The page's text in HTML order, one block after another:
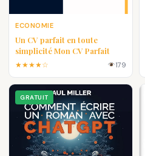
ECONOMIE
Un CV parfait en toute
simplicité Mon CV Parfait
★★★★☆ 179
GRATUIT